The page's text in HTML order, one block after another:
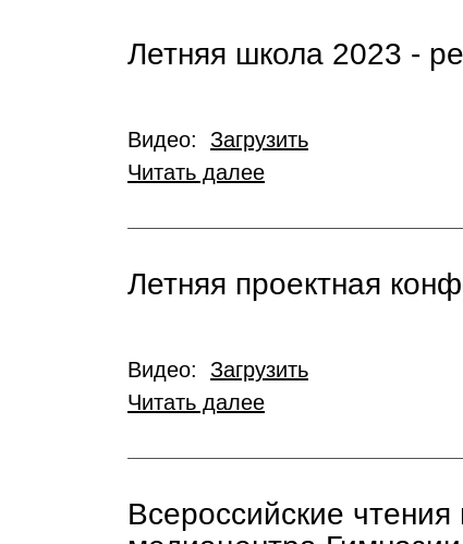
Летняя школа 2023 -
Видео: Загрузить
Читать далее
Летняя проектная
Видео: Загрузить
Читать далее
Всероссийские